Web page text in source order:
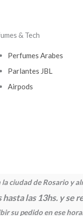
& Tech
Perfumes Arabes
Parlantes JBL
Airpods
ciudad de Rosario y
las 13hs. y se
su pedido en ese